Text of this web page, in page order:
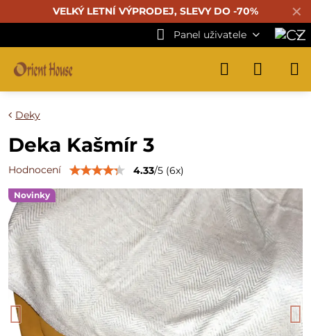
✕
VELKÝ LETNÍ VÝPRODEJ, SLEVY DO -70%
Panel uživatele
Novinky
Deky
Deka Kašmír 3
Hodnocení 4.33/5 (6x)